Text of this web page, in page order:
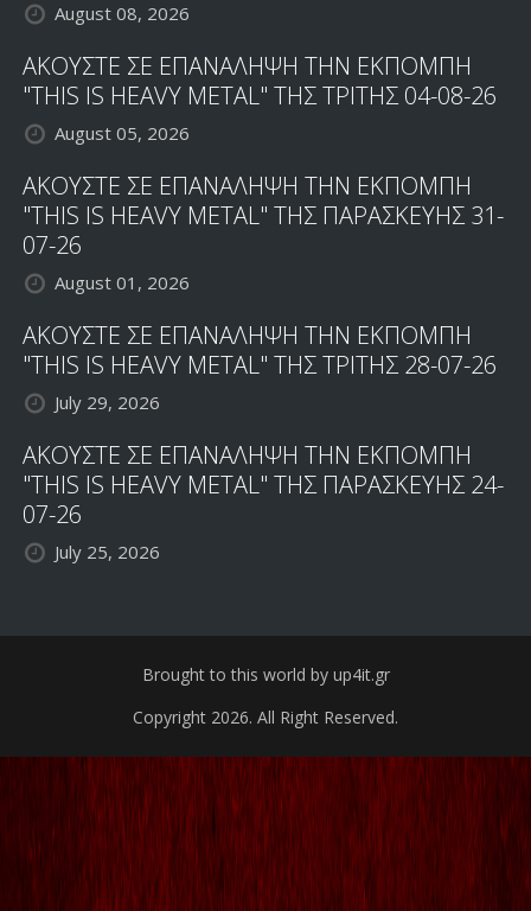
i
e
d
e
a
August 08, 2026
ΑΚΟΥΣΤΕ ΣΕ ΕΠΑΝΑΛΗΨΗ ΤΗΝ ΕΚΠΟΜΠΗ
"THIS IS HEAVY METAL" ΤΗΣ ΤΡΙΤΗΣ 04-08-26
August 05, 2026
ΑΚΟΥΣΤΕ ΣΕ ΕΠΑΝΑΛΗΨΗ ΤΗΝ ΕΚΠΟΜΠΗ
"THIS IS HEAVY METAL" ΤΗΣ ΠΑΡΑΣΚΕΥΗΣ 31-
07-26
August 01, 2026
ΑΚΟΥΣΤΕ ΣΕ ΕΠΑΝΑΛΗΨΗ ΤΗΝ ΕΚΠΟΜΠΗ
"THIS IS HEAVY METAL" ΤΗΣ ΤΡΙΤΗΣ 28-07-26
July 29, 2026
ΑΚΟΥΣΤΕ ΣΕ ΕΠΑΝΑΛΗΨΗ ΤΗΝ ΕΚΠΟΜΠΗ
"THIS IS HEAVY METAL" ΤΗΣ ΠΑΡΑΣΚΕΥΗΣ 24-
07-26
July 25, 2026
Brought to this world by up4it.gr
Copyright 2026. All Right Reserved.